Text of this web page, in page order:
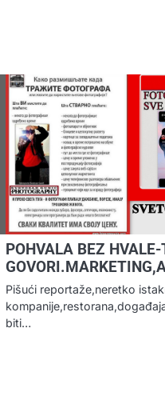
POHVALA BEZ
Pišući reportaže,neretko
biti…